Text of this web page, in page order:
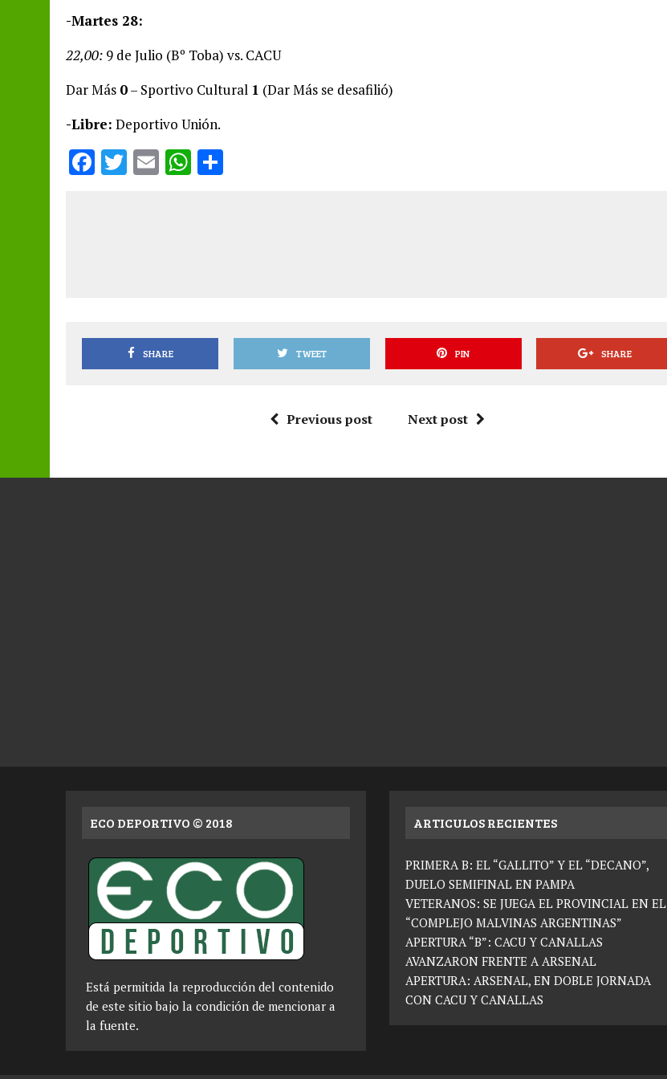
-Martes 28:
22,00: 9 de Julio (Bº Toba) vs. CACU
Dar Más 0– Sportivo Cultural 1 (Dar Más se desafilió)
-Libre: Deportivo Unión.
F T E W
SHARE TWEET PIN SHARE
Previous post Next post
ECO DEPORTIVO © 2018
Está permitida la reproducción del contenido
de este sitio bajo la condición de mencionar a
la fuente.
ARTICULOS RECIENTES
PRIMERA B: EL “GALLITO” Y EL “DECANO”,
DUELO SEMIFINAL EN PAMPA
VETERANOS: SE JUEGA EL PROVINCIAL EN EL
“COMPLEJO MALVINAS ARGENTINAS”
APERTURA “B”: CACU Y CANALLAS
AVANZARON FRENTE A ARSENAL
APERTURA: ARSENAL, EN DOBLE JORNADA
CON CACU Y CANALLAS